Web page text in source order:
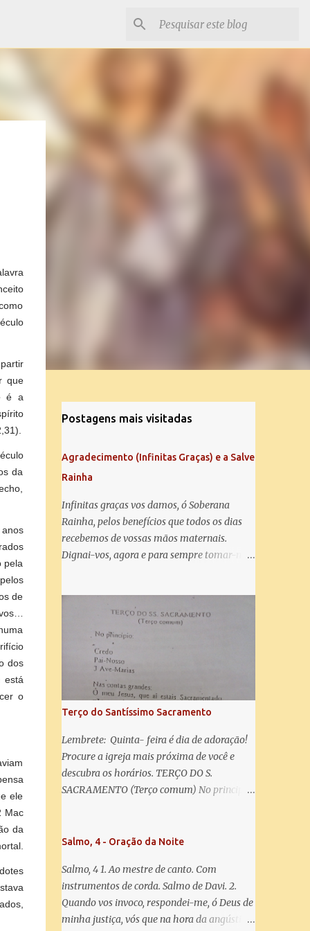
que
é a
da
pela
de
dos
está
o
ele
Mac
da
Postagens mais visitadas
Agradecimento (Infinitas Graças) e a Salve
Rainha
Infinitas graças vos damos, ó Soberana
Rainha, pelos benefícios que todos os dias
recebemos de vossas mãos maternais.
Dignai-vos, agora e para sempre tomar-nos
Salve Rainha: Salve Rainha , Mãe de
misericórdia, vida, doçura, esperança nossa,
salve! A vós bradamos os degredados filhos
de Eva, a vós suspiramos, gemendo e
chorando neste vale de lágrimas. Eia, pois,
Advogada nossa, estes vossos olhos
misericordiosos a nós volvei, e depois deste
desterro, mostrai-nos Jesus. Bendito é o
fruto do vosso ventre, ó clemente, ó piedosa,
ó doce e sempre Virgem Maria. Rogai por
nós Santa Mãe de Deus. Para que sejamos
dignos das promessas de Cristo. Amém.
Terço do Santíssimo Sacramento
Lembrete: Quinta- feira é dia de adoração!
Procure a igreja mais próxima de você e
descubra os horários. TERÇO DO S.
SACRAMENTO (Terço comum) No principio:
Sacramentado, não permitais que eu viva
coração ao Vosso e o Vosso ao meu, e, nem
sem Vós morra eu! Nas contas pequenas:
Sacramento de Amor! Misericórdia Senhor!
Glória ao Pai: Cristo pão da vida e remédio
Salmo, 4 - Oração da Noite
Salmo, 4 1. Ao mestre de canto. Com
instrumentos de corda. Salmo de Davi. 2.
Quando vos invoco, respondei-me, ó Deus de
minha justiça, vós que na hora da angústia